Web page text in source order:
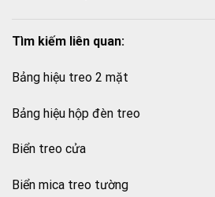
Tìm kiếm liên quan:
Bảng hiệu treo 2 mặt
Bảng hiệu hộp đèn treo
Biển treo cửa
Biển mica treo tường